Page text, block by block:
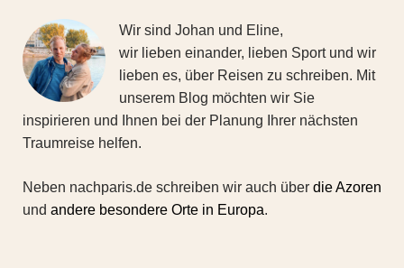
Wir sind Johan und Eline,
wir lieben einander, lieben Sport und wir
lieben es, über Reisen zu schreiben. Mit
unserem Blog möchten wir Sie
inspirieren und Ihnen bei der Planung Ihrer nächsten
Traumreise helfen.
Neben nachparis.de schreiben wir auch über die Azoren
und andere besondere Orte in Europa.